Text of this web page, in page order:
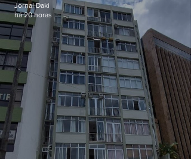
Jornal Daki
há 20 horas